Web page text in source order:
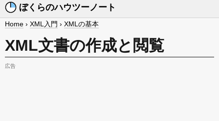
ぼくらのハウツーノート
Home › XML入門 › XMLの基本
XML文書の作成と閲覧
広告